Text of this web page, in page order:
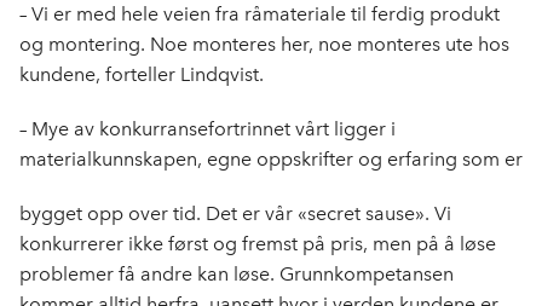
– Vi er med hele veien fra råmateriale til ferdig produkt
og montering. Noe monteres her, noe monteres ute hos
kundene, forteller Lindqvist.
– Mye av konkurransefortrinnet vårt ligger i
materialkunnskapen, egne oppskrifter og erfaring som er
bygget opp over tid. Det er vår «secret sause». Vi
konkurrerer ikke først og fremst på pris, men på å løse
problemer få andre kan løse. Grunnkompetansen